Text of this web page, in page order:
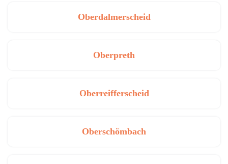
Oberdalmerscheid
Oberpreth
Oberreifferscheid
Oberschömbach